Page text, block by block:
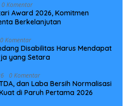
0 Komentar
Award 2026, Komitmen
Berkelanjutan
0 Komentar
Disabilitas Harus Mendapat
yang Setara
0 Komentar
dan Laba Bersih Normalisasi
di Paruh Pertama 2026